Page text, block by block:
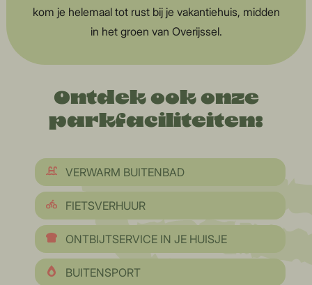
kom je helemaal tot rust bij je vakantiehuis, midden
in het groen van Overijssel.
Ontdek ook onze
parkfaciliteiten:
VERWARM BUITENBAD
FIETSVERHUUR
ONTBIJTSERVICE IN JE HUISJE
BUITENSPORT